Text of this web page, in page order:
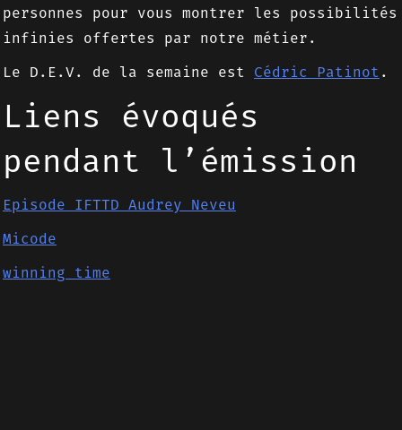
personnes pour vous montrer les possibilités
infinies offertes par notre métier.
Le D.E.V. de la semaine est Cédric Patinot .
Liens évoqués
pendant l’émission
Episode IFTTD Audrey Neveu
Micode
winning time